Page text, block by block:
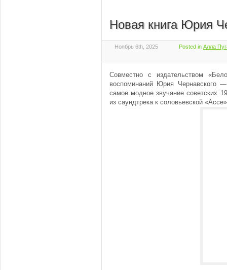
Новая книга Юрия
Ноябрь 6th, 2025 Posted in Алла
Совместно с издательством
воспоминаний Юрия Чернавского
самое модное звучание советских
из саундтрека к соловьевской